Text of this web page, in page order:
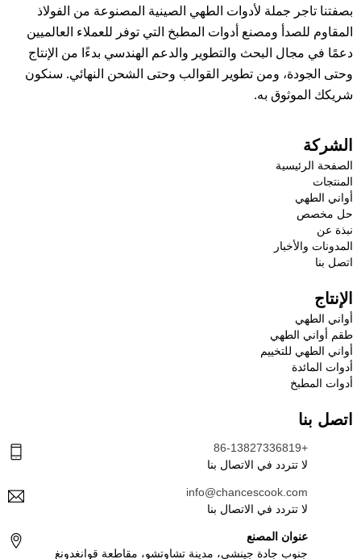
بصفتنا تاجر جملة لأدوات الطهي الصينية المصنوعة من الفولاذ
المقاوم للصدأ ومصنع أدوات المطبخ التي توفر للعملاء العالميين
دعمًا في مجال البحث والتطوير والدعم الهندسي بدءًا من الإنتاج
وحتى الجودة، ومن تطوير القوالب وحتى الشحن النهائي. سنكون
شريكك الموثوق به.
الشركة
الصفحة الرئيسية
المنتجات
أواني الطهي
حل مخصص
نبذة عن
المدونات والأخبار
اتصل بنا
الإنتاج
أواني الطهي
طقم أواني الطهي
أواني الطهي للتخييم
أدوات المائدة
أدوات المطبخ
اتصل بنا
+86-13827336819
لا تتردد في الاتصال بنا
info@chancescook.com
لا تتردد في الاتصال بنا
عنوان المصنع
جنوب جادة جينشي، مدينة تشاوتشو، مقاطعة قوانغدونغ